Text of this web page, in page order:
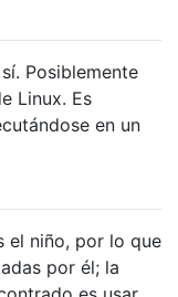
Posiblemente
Linux. Es
en un
el niño, por lo que
por él; la